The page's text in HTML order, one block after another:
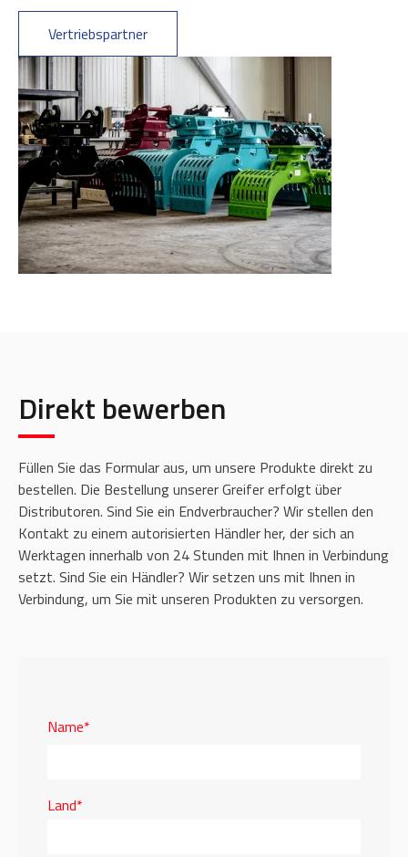
Vertriebspartner
Direkt bewerben
Füllen Sie das Formular aus, um unsere Produkte direkt zu
bestellen. Die Bestellung unserer Greifer erfolgt über
Distributoren. Sind Sie ein Endverbraucher? Wir stellen den
Kontakt zu einem autorisierten Händler her, der sich an
Werktagen innerhalb von 24 Stunden mit Ihnen in Verbindung
setzt. Sind Sie ein Händler? Wir setzen uns mit Ihnen in
Verbindung, um Sie mit unseren Produkten zu versorgen.
Name*
Land*